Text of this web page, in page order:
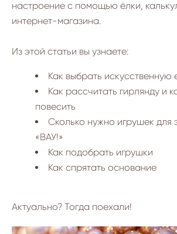
настроение с помощью ёлки,
интернет-магазина.
Из этой статьи вы узнаете:
Как выбрать искусственную
Как рассчитать гирлянду и
повесить
Сколько нужно игрушек для
«ВАУ!»
Как подобрать игрушки
Как спрятать основание
Актуально? Тогда поехали!